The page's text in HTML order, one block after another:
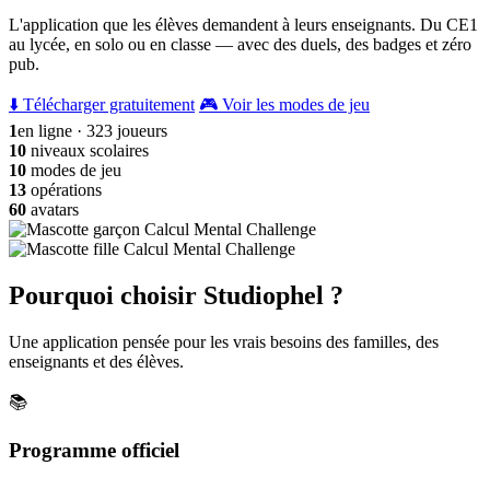
L'application que les élèves demandent à leurs enseignants. Du CE1
au lycée, en solo ou en classe — avec des duels, des badges et zéro
pub.
⬇️ Télécharger gratuitement 🎮 Voir les modes de jeu
1en ligne · 323 joueurs
10 niveaux scolaires
10 modes de jeu
13 opérations
60 avatars
Pourquoi choisir Studiophel ?
Une application pensée pour les vrais besoins des familles, des
enseignants et des élèves.
📚
Programme officiel